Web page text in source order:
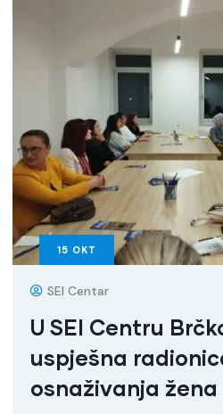
15 OKT
SEI Centar
U SEI Centru
uspješna
osnaživanja žena